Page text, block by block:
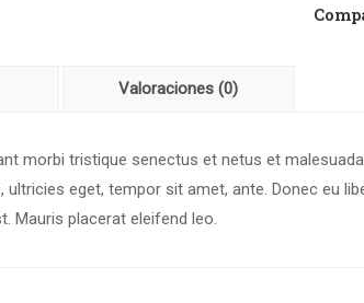
Valoraciones (0)
morbi tristique senectus et netus et
ultricies eget, tempor sit amet, ante. Donec eu
Mauris placerat eleifend leo.